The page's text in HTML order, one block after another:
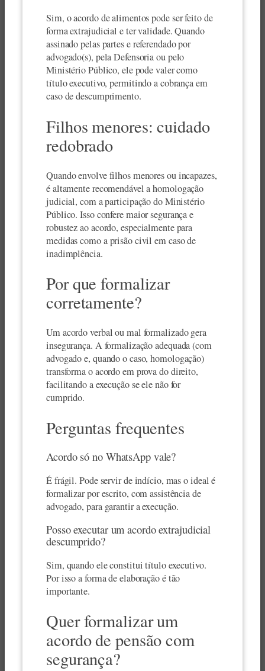
Sim, o acordo de alimentos pode ser feito de
forma extrajudicial e ter validade. Quando
assinado pelas partes e referendado por
advogado(s), pela Defensoria ou pelo
Ministério Público, ele pode valer como
título executivo, permitindo a cobrança em
caso de descumprimento.
Filhos menores: cuidado
redobrado
Quando envolve filhos menores ou incapazes,
é altamente recomendável a homologação
judicial, com a participação do Ministério
Público. Isso confere maior segurança e
robustez ao acordo, especialmente para
medidas como a prisão civil em caso de
inadimplência.
Por que formalizar
corretamente?
Um acordo verbal ou mal formalizado gera
insegurança. A formalização adequada (com
advogado e, quando o caso, homologação)
transforma o acordo em prova do direito,
facilitando a execução se ele não for
cumprido.
Perguntas frequentes
Acordo só no WhatsApp vale?
É frágil. Pode servir de indício, mas o ideal é
formalizar por escrito, com assistência de
advogado, para garantir a execução.
Posso executar um acordo extrajudicial
descumprido?
Sim, quando ele constitui título executivo.
Por isso a forma de elaboração é tão
importante.
Quer formalizar um
acordo de pensão com
segurança?